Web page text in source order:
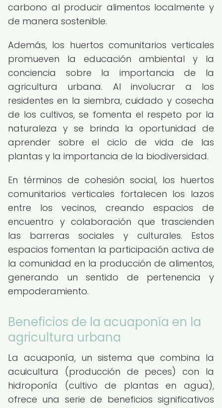
carbono al producir alimentos localmente y
de manera sostenible.
Además, los huertos comunitarios verticales
promueven la educación ambiental y la
conciencia sobre la importancia de la
agricultura urbana. Al involucrar a los
residentes en la siembra, cuidado y cosecha
de los cultivos, se fomenta el respeto por la
naturaleza y se brinda la oportunidad de
aprender sobre el ciclo de vida de las
plantas y la importancia de la biodiversidad.
En términos de cohesión social, los huertos
comunitarios verticales fortalecen los lazos
entre los vecinos, creando espacios de
encuentro y colaboración que trascienden
las barreras sociales y culturales. Estos
espacios fomentan la participación activa de
la comunidad en la producción de alimentos,
generando un sentido de pertenencia y
empoderamiento.
Beneficios de la acuaponía en la
agricultura urbana
La acuaponía, un sistema que combina la
acuicultura (producción de peces) con la
hidroponía (cultivo de plantas en agua),
ofrece una serie de beneficios significativos